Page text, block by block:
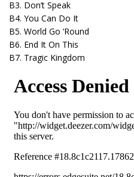
B3. Don’t Speak
B4. You Can Do It
B5. World Go ‘Round
B6. End It On This
B7. Tragic Kingdom